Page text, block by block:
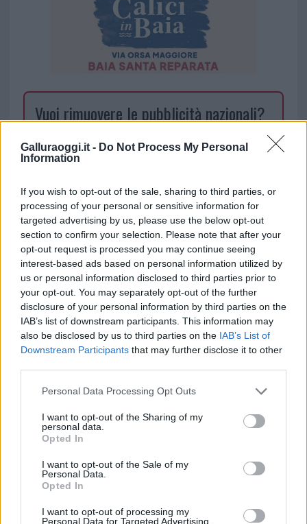
Galluraoggi.it - Do Not Process My Personal
Information
If you wish to opt-out of the sale, sharing to third parties, or
processing of your personal or sensitive information for
targeted advertising by us, please use the below opt-out
section to confirm your selection. Please note that after your
opt-out request is processed you may continue seeing
interest-based ads based on personal information utilized by
us or personal information disclosed to third parties prior to
your opt-out. You may separately opt-out of the further
disclosure of your personal information by third parties on the
IAB’s list of downstream participants. This information may
also be disclosed by us to third parties on the IAB’s List of
Downstream Participants that may further disclose it to other
Please note that this website/app uses one or more Google
not limited to your visit or usage behaviour. You may click to
grant or deny consent to Google and its third-party tags to
use your data for below specified purposes in below Google
consent section.
Personal Data Processing Opt Outs
I want to opt-out of the Sharing of my
personal data.
Opted In
I want to opt-out of the Sale of my
Personal Data.
Opted In
I want to opt-out of processing my
Personal Data for Targeted Advertising.
Vuoi rimuovere le pubblicità nazionali?
Puoi abbonarti asoli € 1,10 al mese
cliccando
Sei già abbonato?
Puoi effettuare l'accesso andando nella
sezioneLogindal menù del sito o
cliccandoqui
TEMI: Carnevale Olbia
Notizie in tempo reale?
Entra nel canale telegram di
GalluraOggi.it
Inviaci le tue segnalazioni,
i tuoi video e le tue foto
345 356 7512